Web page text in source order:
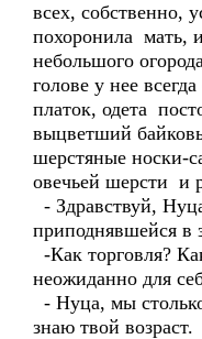
всех, собственно,
похоронила мать,
небольшого
голове у нее
платок, одета
выцветший
шерстяные носки-
овечьей шерсти и
- Здравствуй,
приподнявшейся в
-Как торговля?
неожиданно для
- Нуца, мы
знаю твой возраст.